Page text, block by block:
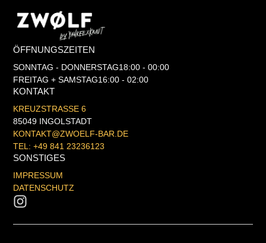
ÖFFNUNGSZEITEN
SONNTAG - DONNERSTAG18:00 - 00:00
FREITAG + SAMSTAG16:00 - 02:00
KONTAKT
KREUZSTRASSE 6
85049 INGOLSTADT
KONTAKT@ZWOELF-BAR.DE
TEL: +49 841 23236123
SONSTIGES
IMPRESSUM
DATENSCHUTZ